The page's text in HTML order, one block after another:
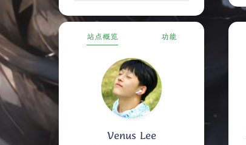
站点概览 功能
Venus Lee